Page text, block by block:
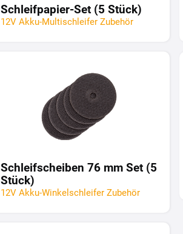
Schleifpapier-Set (5 Stück)
12V Akku-Multischleifer Zubehör
Schleifscheiben 76 mm Set (5
Stück)
12V Akku-Winkelschleifer Zubehör